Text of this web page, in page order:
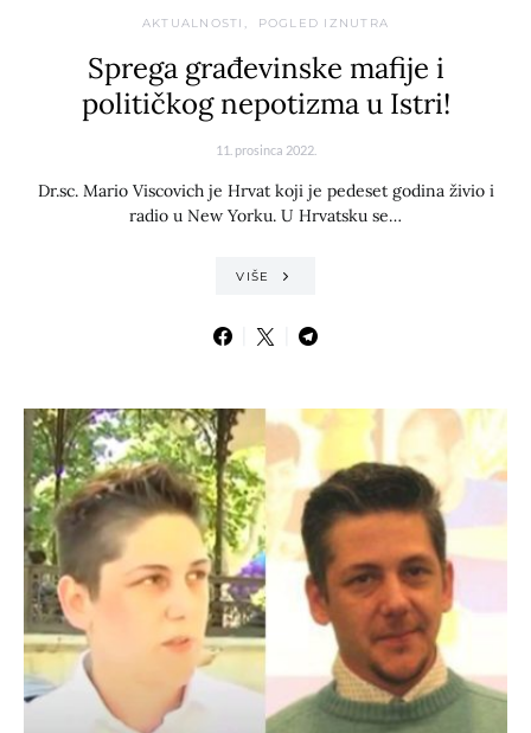
AKTUALNOSTI POGLED IZNUTRA
Sprega građevinske mafije i
političkog nepotizma u Istri!
11. prosinca 2022.
Dr.sc. Mario Viscovich je Hrvat koji je pedeset godina živio i
radio u New Yorku. U Hrvatsku se…
VIŠE